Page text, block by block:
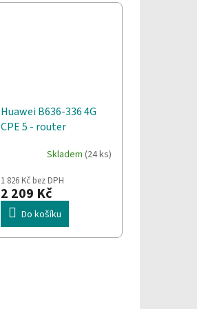
Huawei B636-336 4G
CPE 5 - router
Skladem (24 ks)
1 826 Kč bez DPH
2 209 Kč
Do košíku